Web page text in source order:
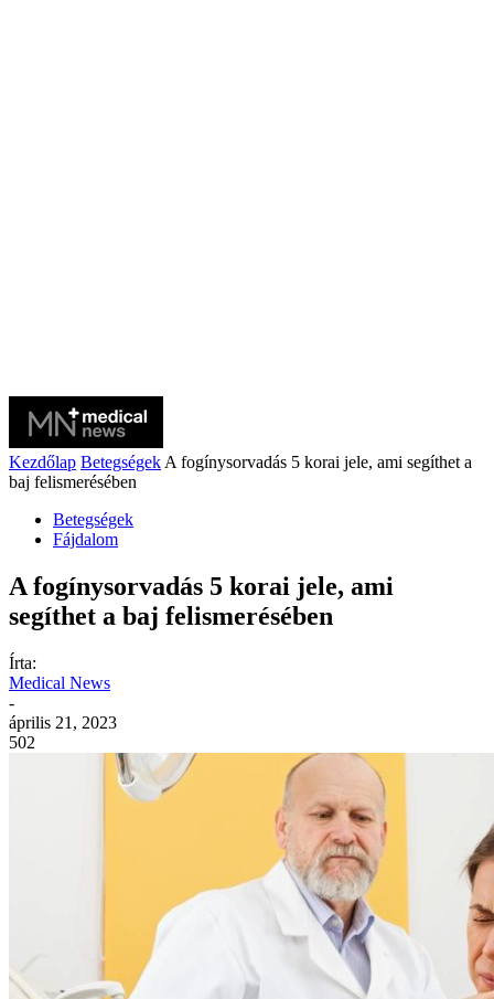
Kezdőlap Betegségek A fogínysorvadás 5 korai jele, ami segíthet a
baj felismerésében
Betegségek
Fájdalom
A fogínysorvadás 5 korai jele, ami
segíthet a baj felismerésében
Írta:
Medical News
-
április 21, 2023
502